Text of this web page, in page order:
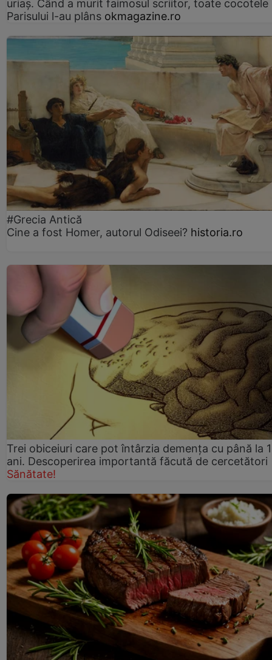
uriaș. Când a murit faimosul scriitor, toate cocotele
Parisului l-au plâns okmagazine.ro
#Grecia Antică
Cine a fost Homer, autorul Odiseei? historia.ro
Trei obiceiuri care pot întârzia demența cu până la
ani. Descoperirea importantă făcută de cercetători
Sănătate!